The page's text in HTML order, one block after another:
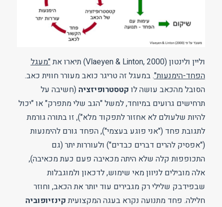
וליין ולינטון (Vlaeyen & Linton, 2000) תיארו את
"מעגל
הפחד-הימנעות". במעגל זה טריגר כואב מעורר חווית כאב.
הסובל מהכאב עושה לו קטסטרופיזציה (חשיבה על
תרחישים גרועים במיוחד, למשל "הגב שלי מתפרק" או "יכול
להיות שלעולם לא אחזור לתפקוד מלא"), זו בתורה גורמת
לתגובת פחד ("אני פוגע בעצמי"), הפחד גורם להימנעות
("אפסיק להרים דברים כבדים") ולעוררות יתר (גם
התכופפות קלה שלא היתה מכאיבה פעם כעת מכאיבה),
אלה מובילים לניוון מאי שימוש, לדכאון ולמוגבלות
שבפידבק שלילי רק מגבירים עוד יותר את הכאב, וחוזר
חלילה. פחד מתנועה נקרא בעגה המקצועיתקינזיופוביה